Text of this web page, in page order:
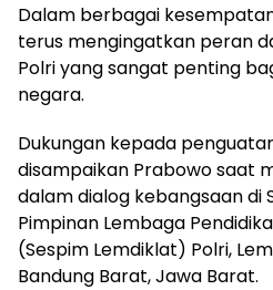
Dalam berbagai
terus mengingatkan peran
Polri yang sangat penting
negara.
Dukungan kepada
disampaikan Prabowo saat
dalam dialog kebangsaan di
Pimpinan Lembaga
(Sespim Lemdiklat) Polri,
Bandung Barat, Jawa Barat.